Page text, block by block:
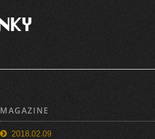
MAGAZINE
2018.02.09